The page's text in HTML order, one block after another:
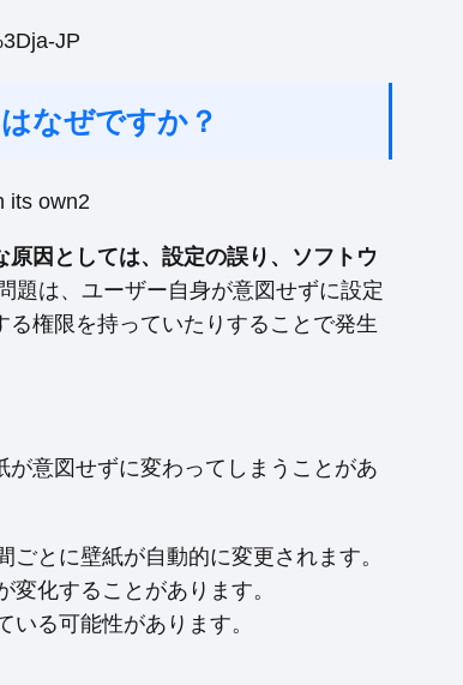
JP
なぜですか？
原因としては、設定の誤り、ソフトウ
題は、ユーザー自身が意図せずに設定
権限を持っていたりすることで発生
意図せずに変わってしまうことがあ
とに壁紙が自動的に変更されます。
化することがあります。
いる可能性があります。